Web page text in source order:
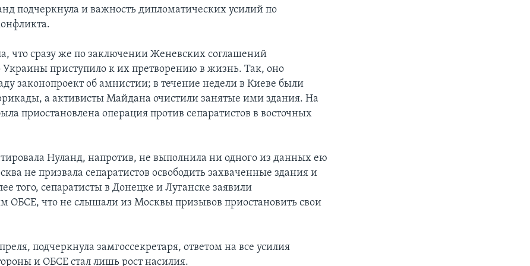
подчеркнула и важность дипломатических усилий по
что сразу же по заключении Женевских соглашений
Украины приступило к их претворению в жизнь. Так, оно
законопроект об амнистии; в течение недели в Киеве были
а активисты Майдана очистили занятые ими здания. На
приостановлена операция против сепаратистов в восточных
Нуланд, напротив, не выполнила ни одного из данных ею
не призвала сепаратистов освободить захваченные здания и
того, сепаратисты в Донецке и Луганске заявили
ОБСЕ, что не слышали из Москвы призывов приостановить свои
подчеркнула замгоссекретаря, ответом на все усилия
и ОБСЕ стал лишь рост насилия.